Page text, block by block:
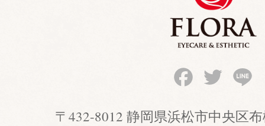
Facebook Twitter
〒432-8012 静岡県浜松市中央区